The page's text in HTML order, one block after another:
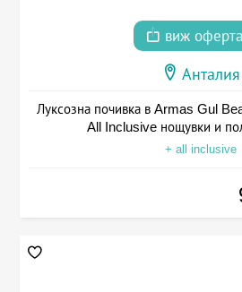
виж
Анталия
Луксозна почивка в Armas Gul
All Inclusive нощувки и
+ all inclusive